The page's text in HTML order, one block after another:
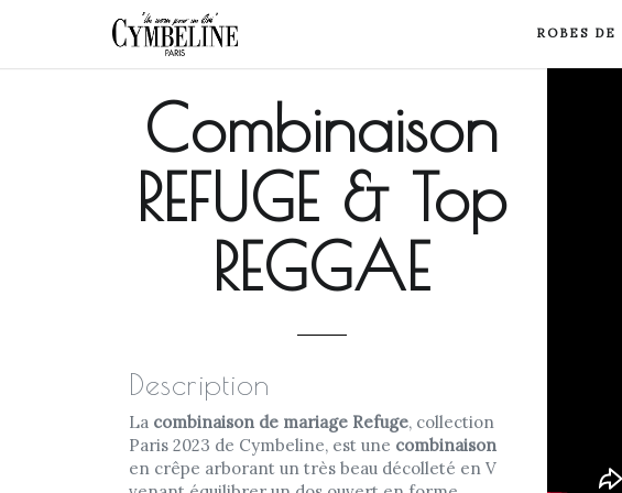
ROBES DE
Combinaison
REFUGE & Top
REGGAE
Description
La combinaison de mariage Refuge, collection
Paris 2023 de Cymbeline, est une combinaison
en crêpe arborant un très beau décolleté en V